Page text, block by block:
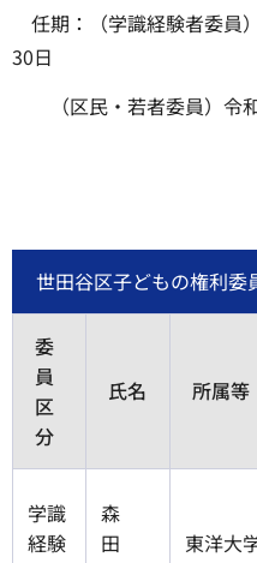
任期：（学識経験者委員
30日
（区民・若者委員）令
世田谷区子どもの権利委
委
員
区
分
氏名 所属等
学識
経験
森
田
東洋大